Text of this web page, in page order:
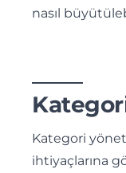
nasıl
Kategori
ihtiyaçlarına